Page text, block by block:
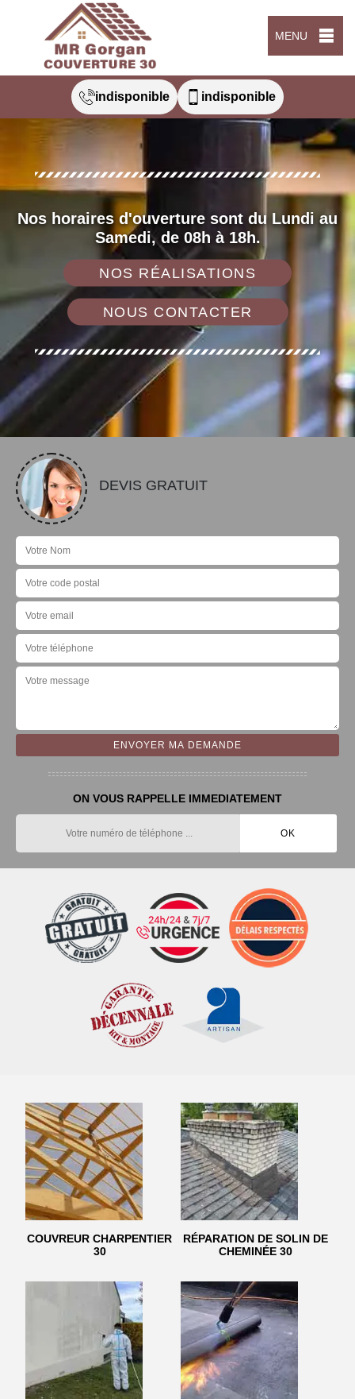
MENU
indisponible indisponible
Nos horaires d'ouverture sont du Lundi au
Samedi, de 08h à 18h.
NOS RÉALISATIONS
NOUS CONTACTER
DEVIS GRATUIT
ON VOUS RAPPELLE IMMEDIATEMENT
COUVREUR CHARPENTIER
30
RÉPARATION DE SOLIN DE
CHEMINÉE 30